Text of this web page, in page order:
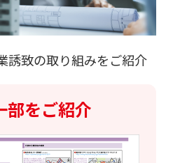
誘致の取り組みをご紹介
部をご紹介